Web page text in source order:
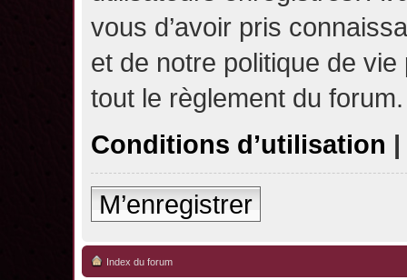
vous d’avoir pris
et de notre politique de
tout le règlement du forum.
Conditions d’utilisation |
M’enregistrer
Index du forum